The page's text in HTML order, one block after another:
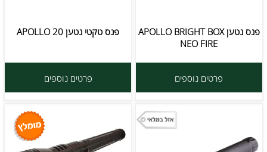
פנס נטען APOLLO BRIGHT BOX
NEO FIRE
פרטים נוספים
פנס טקטי נטען APOLLO 20
פרטים נוספים